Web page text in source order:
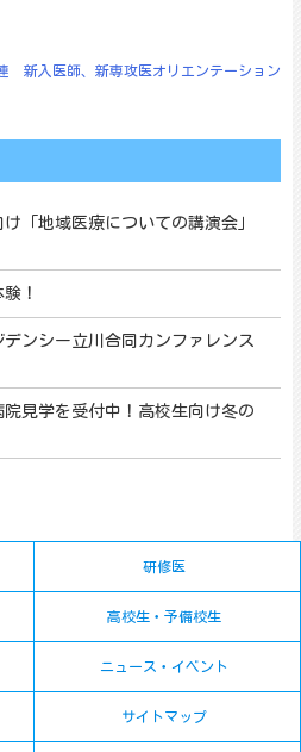
新入医師、新専攻医オリエンテーション
「地域医療についての講演会」
！
デンシー立川合同カンファレンス
院見学を受付中！高校生向け冬の
研修医
高校生・予備校生
ニュース・イベント
サイトマップ